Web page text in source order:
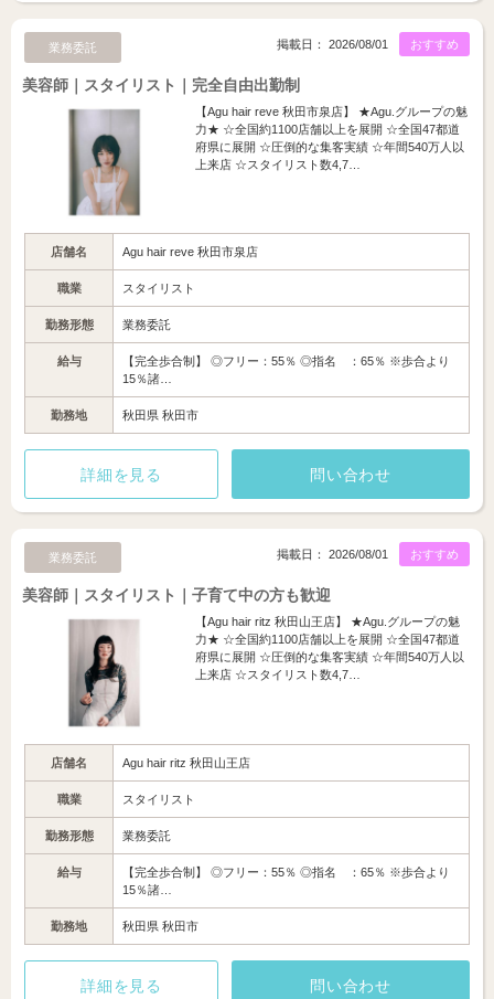
業務委託 おすすめ
掲載日： 2026/08/01
美容師｜スタイリスト｜完全自由出勤制
【Agu hair reve 秋田市泉店】 ★Agu.グループの魅
力★ ☆全国約1100店舗以上を展開 ☆全国47都道
府県に展開 ☆圧倒的な集客実績 ☆年間540万人以
上来店 ☆スタイリスト数4,7…
店舗名 Agu hair reve 秋田市泉店
職業 スタイリスト
勤務形態 業務委託
給与
【完全歩合制】 ◎フリー：55％ ◎指名 ：65％ ※歩合より
15％諸…
勤務地 秋田県 秋田市
詳細を見る 問い合わせ
業務委託 おすすめ
掲載日： 2026/08/01
美容師｜スタイリスト｜子育て中の方も歓迎
【Agu hair ritz 秋田山王店】 ★Agu.グループの魅
力★ ☆全国約1100店舗以上を展開 ☆全国47都道
府県に展開 ☆圧倒的な集客実績 ☆年間540万人以
上来店 ☆スタイリスト数4,7…
店舗名 Agu hair ritz 秋田山王店
職業 スタイリスト
勤務形態 業務委託
給与
【完全歩合制】 ◎フリー：55％ ◎指名 ：65％ ※歩合より
15％諸…
勤務地 秋田県 秋田市
詳細を見る 問い合わせ